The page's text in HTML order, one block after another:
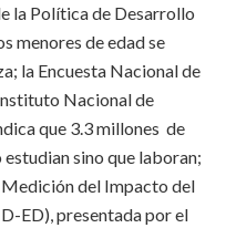
la Política de Desarrollo
menores de edad se
la Encuesta Nacional de
Nacional de
que 3.3 millones de
estudian sino que laboran;
Medición del Impacto del
ED), presentada por el